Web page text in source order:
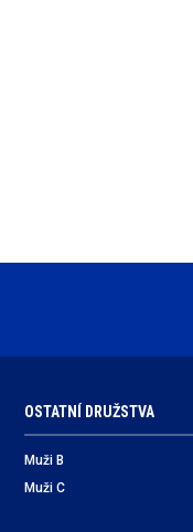
OSTATNÍ DRUŽSTVA
Muži B
Muži C